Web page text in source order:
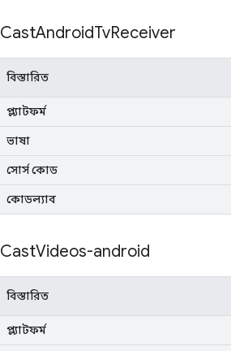
CastAndroidTvReceiver
বিস্তারিত
প্ল্যাটফর্ম
ভাষা
সোর্স কোড
কোডল্যাব
CastVideos-android
বিস্তারিত
প্ল্যাটফর্ম